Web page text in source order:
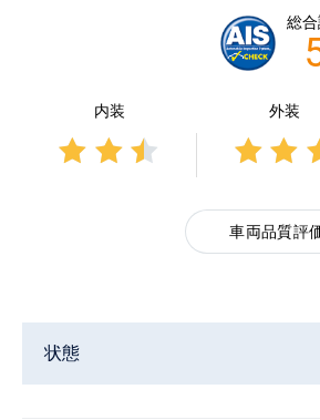
総
内装 外装
3点
評
車両品質評
状態